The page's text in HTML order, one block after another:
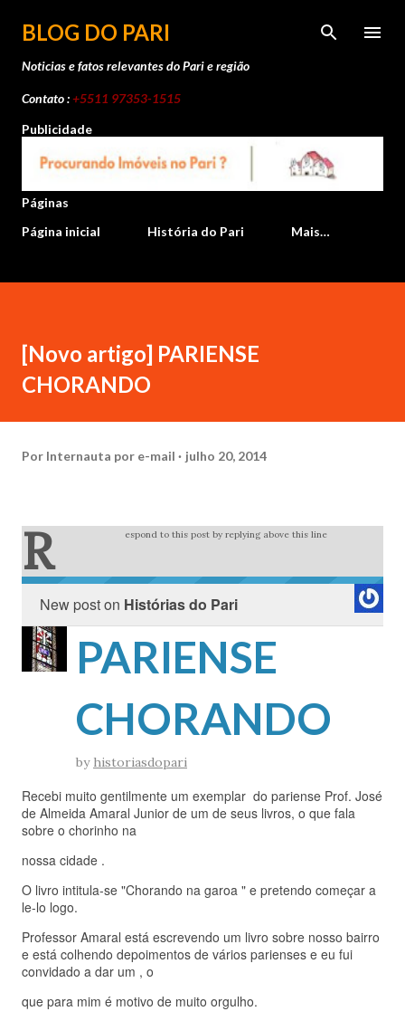
Pular para o conteúdo principal
BLOG DO PARI
Noticias e fatos relevantes do Pari e região
Contato :+5511 97353-1515
Publicidade
Páginas
Página inicial
História do Pari Mais…
[Novo artigo] PARIENSE
CHORANDO
Por Internauta por e-mail julho 20, 2014
R espond to this post by replying above this line
New post on Histórias do Pari
PARIENSE
CHORANDO
by historiasdopari
Recebi muito gentilmente um exemplar do pariense Prof. José
de Almeida Amaral Junior de um de seus livros, o que fala
sobre o chorinho na
nossa cidade .
O livro intitula-se "Chorando na garoa " e pretendo começar a
le-lo logo.
Professor Amaral está escrevendo um livro sobre nosso bairro
e está colhendo depoimentos de vários parienses e eu fui
convidado a dar um , o
que para mim é motivo de muito orgulho.